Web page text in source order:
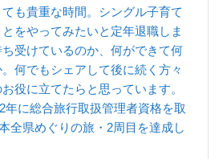
も貴重な時間。シングル子育て
をやってみたいと定年退職しま
受けているのか、何ができて何
何でもシェアして後に続く方々
役に立てたらと思っています。
年に総合旅行取扱管理者資格を取
全県めぐりの旅・2周目を達成し